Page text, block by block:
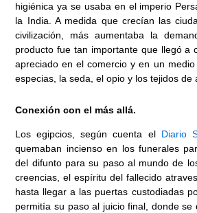
higiénica ya se usaba en el imperio
la India. A medida que crecían las
civilización, más aumentaba la
producto fue tan importante que llegó a
apreciado en el comercio y en un
especias, la seda, el opio y los tejidos de
Conexión con el más allá.
Los egipcios, según cuenta el Diario
quemaban incienso en los funerales
del difunto para su paso al mundo de
creencias, el espíritu del fallecido
hasta llegar a las puertas custodiadas
permitía su paso al juicio final, donde se